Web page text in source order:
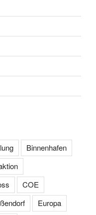
Binnenhafen
COE
Europa